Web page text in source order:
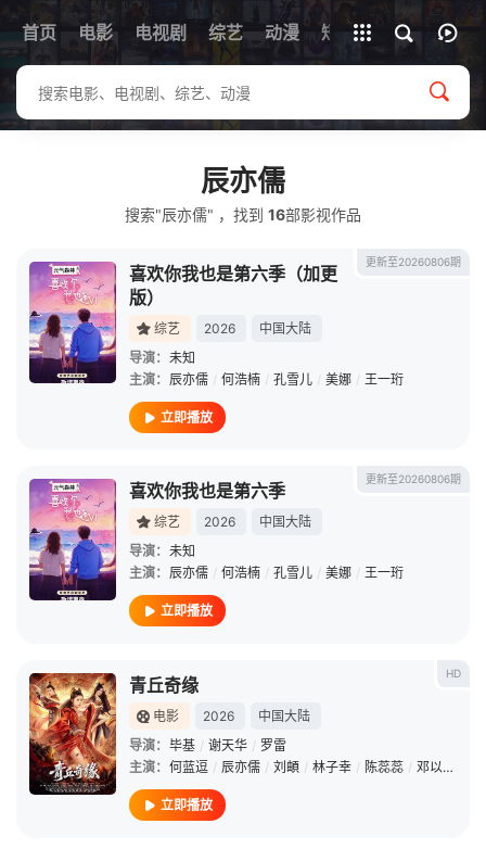
首页 电影 电视剧 综艺 动漫 短剧
全部影片
辰亦儒
搜索"辰亦儒" ，找到 16部影视作品
更新至20260806期
喜欢你我也是第六季（加更
版）
综艺 2026
中国大陆
导演： 未知
主演： 辰亦儒 / 何浩楠 / 孔雪儿 / 美娜 / 王一珩
立即播放
更新至20260806期
喜欢你我也是第六季
综艺 2026
中国大陆
导演： 未知
主演： 辰亦儒 / 何浩楠 / 孔雪儿 / 美娜 / 王一珩
立即播放
HD
青丘奇缘
电影 2026
中国大陆
导演： 毕基 / 谢天华 / 罗雷
主演： 何蓝逗 / 辰亦儒 / 刘頔 / 林子幸 / 陈蕊蕊 / 邓以婷
立即播放